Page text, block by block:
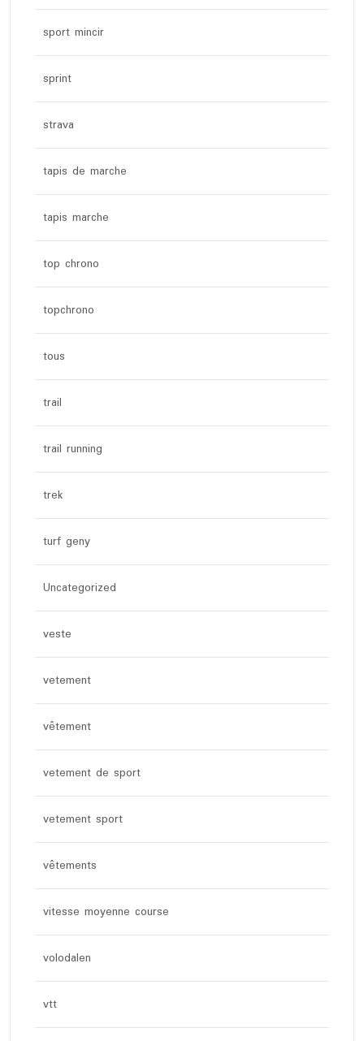
sport mincir
sprint
strava
tapis de marche
tapis marche
top chrono
topchrono
tous
trail
trail running
trek
turf geny
Uncategorized
veste
vetement
vêtement
vetement de sport
vetement sport
vêtements
vitesse moyenne course
volodalen
vtt